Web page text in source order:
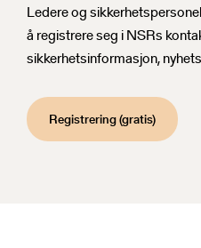
Nyhetsbrev
Ledere og
å registrere seg i NSRs
sikkerhetsinformasjon,
Registrering (gratis)